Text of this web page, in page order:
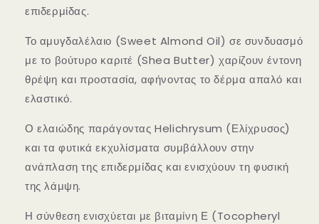
επιδερμίδας.
Το αμυγδαλέλαιο (Sweet Almond Oil) σε συνδυασμό
με το βούτυρο καριτέ (Shea Butter) χαρίζουν έντονη
θρέψη και προστασία, αφήνοντας το δέρμα απαλό και
ελαστικό.
Οελαιώδης παράγοντας Helichrysum (Ελίχρυσος)
και τα φυτικά εκχυλίσματα συμβάλλουν στην
ανάπλαση της επιδερμίδας και ενισχύουν τη φυσική
της λάμψη.
Η σύνθεση ενισχύεται με βιταμίνη Ε (Tocopheryl